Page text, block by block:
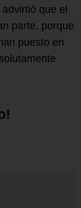
que el
parte, porque
puesto en
!